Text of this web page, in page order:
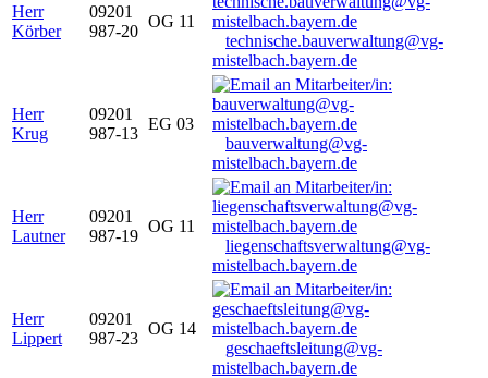
Herr
Körber
09201
987-20
OG 11
technische.bauverwaltung@vg-
mistelbach.bayern.de
Herr
Krug
09201
987-13
EG 03
bauverwaltung@vg-
mistelbach.bayern.de
Herr
Lautner
09201
987-19
OG 11
liegenschaftsverwaltung@vg-
mistelbach.bayern.de
Herr
Lippert
09201
987-23
OG 14
geschaeftsleitung@vg-
mistelbach.bayern.de